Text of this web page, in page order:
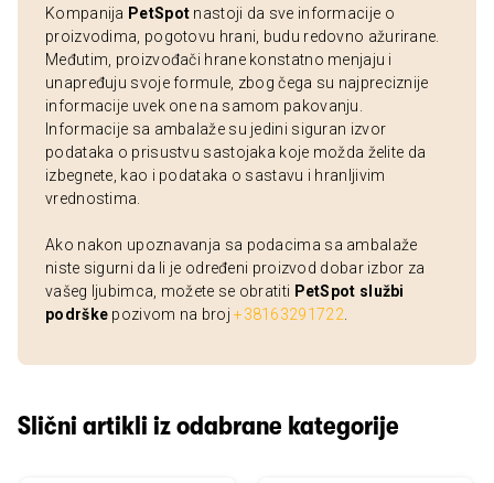
Kompanija PetSpot nastoji da sve informacije o
proizvodima, pogotovu hrani, budu redovno ažurirane.
Međutim, proizvođači hrane konstatno menjaju i
unapređuju svoje formule, zbog čega su najpreciznije
informacije uvek one na samom pakovanju.
Informacije sa ambalaže su jedini siguran izvor
podataka o prisustvu sastojaka koje možda želite da
izbegnete, kao i podataka o sastavu i hranljivim
vrednostima.
Ako nakon upoznavanja sa podacima sa ambalaže
niste sigurni da li je određeni proizvod dobar izbor za
vašeg ljubimca, možete se obratiti PetSpot službi
podrške pozivom na broj+38163291722
Slični artikli iz odabrane kategorije